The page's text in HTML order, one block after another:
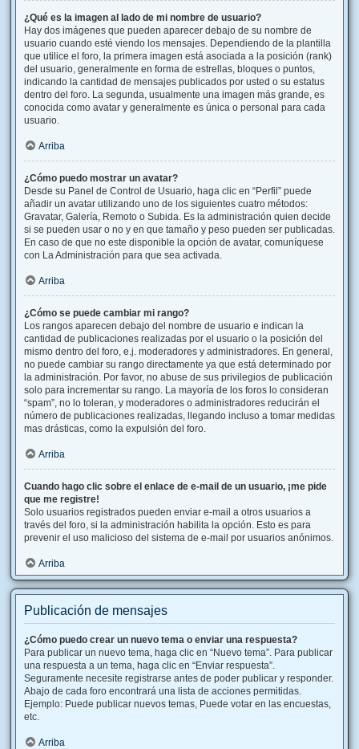
¿Qué es la imagen al lado de mi nombre de usuario?
Hay dos imágenes que pueden aparecer debajo de su nombre de
usuario cuando esté viendo los mensajes. Dependiendo de la plantilla
que utilice el foro, la primera imagen está asociada a la posición (rank)
del usuario, generalmente en forma de estrellas, bloques o puntos,
indicando la cantidad de mensajes publicados por usted o su estatus
dentro del foro. La segunda, usualmente una imagen más grande, es
conocida como avatar y generalmente es única o personal para cada
usuario.
Arriba
¿Cómo puedo mostrar un avatar?
Desde su Panel de Control de Usuario, haga clic en “Perfil” puede
añadir un avatar utilizando uno de los siguientes cuatro métodos:
Gravatar, Galería, Remoto o Subida. Es la administración quien decide
si se pueden usar o no y en que tamaño y peso pueden ser publicadas.
En caso de que no este disponible la opción de avatar, comuníquese
con La Administración para que sea activada.
Arriba
¿Cómo se puede cambiar mi rango?
Los rangos aparecen debajo del nombre de usuario e indican la
cantidad de publicaciones realizadas por el usuario o la posición del
mismo dentro del foro, e.j. moderadores y administradores. En general,
no puede cambiar su rango directamente ya que está determinado por
la administración. Por favor, no abuse de sus privilegios de publicación
solo para incrementar su rango. La mayoría de los foros lo consideran
“spam”, no lo toleran, y moderadores o administradores reducirán el
número de publicaciones realizadas, llegando incluso a tomar medidas
mas drásticas, como la expulsión del foro.
Arriba
Cuando hago clic sobre el enlace de e-mail de un usuario, ¡me pide
que me registre!
Solo usuarios registrados pueden enviar e-mail a otros usuarios a
través del foro, si la administración habilita la opción. Esto es para
prevenir el uso malicioso del sistema de e-mail por usuarios anónimos.
Arriba
Publicación de mensajes
¿Cómo puedo crear un nuevo tema o enviar una respuesta?
Para publicar un nuevo tema, haga clic en “Nuevo tema”. Para publicar
una respuesta a un tema, haga clic en “Enviar respuesta”.
Seguramente necesite registrarse antes de poder publicar y responder.
Abajo de cada foro encontrará una lista de acciones permitidas.
Ejemplo: Puede publicar nuevos temas, Puede votar en las encuestas,
etc.
Arriba